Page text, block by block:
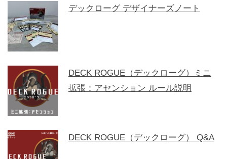
デックローグ デザイナーズノート
DECK ROGUE（デックローグ）ミニ
拡張：アセンション ルール説明
DECK ROGUE（デックローグ） Q&A